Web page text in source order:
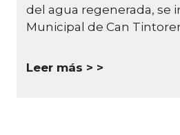
del agua regenerada, se
Municipal de Can
Leer más >